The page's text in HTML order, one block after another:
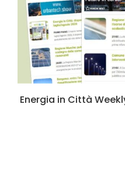
Energia in Città